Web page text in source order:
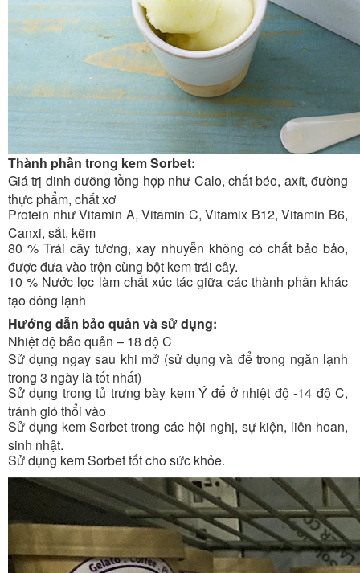
Thành phần trong kem Sorbet:
Giá trị dinh dưỡng tồng hợp như Calo, chất béo, axít, đường
thực phẩm, chất xơ
Protein như Vitamin A, Vitamin C, Vitamix B12, Vitamin B6,
Canxi, sắt, kẽm
80 % Trái cây tương, xay nhuyễn không có chất bảo bảo,
được đưa vào trộn cùng bột kem trái cây.
10 % Nước lọc làm chất xúc tác giữa các thành phần khác
tạo đông lạnh
Hướng dẫn bảo quản và sử dụng:
Nhiệt độ bảo quản – 18 độ C
Sử dụng ngay sau khi mở (sử dụng và để trong ngăn lạnh
trong 3 ngày là tốt nhất)
Sử dụng trong tủ trưng bày kem Ý để ở nhiệt độ -14 độ C,
tránh gió thổi vào
Sử dụng kem Sorbet trong các hội nghị, sự kiện, liên hoan,
sinh nhật.
Sử dụng kem Sorbet tốt cho sức khỏe.